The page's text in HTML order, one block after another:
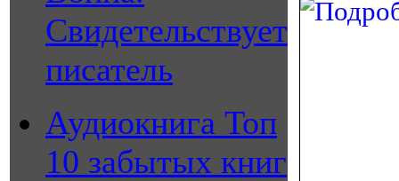
Свидетельствует
писатель
Аудиокнига Топ
10 забытых книг